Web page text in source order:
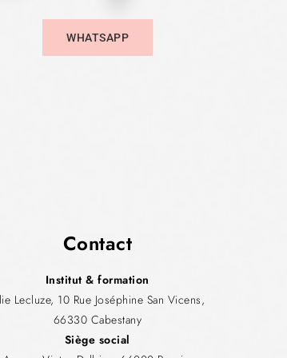
WHATSAPP
Contact
Institut & formation
Lecluze, 10 Rue Joséphine San Vicens,
66330 Cabestany
Siège social